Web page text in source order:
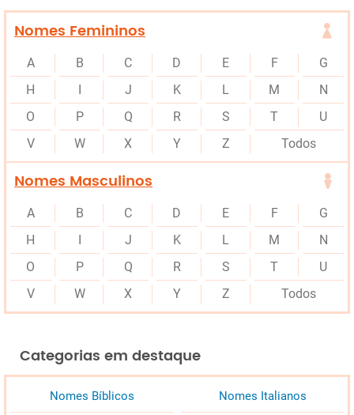
Nomes Femininos
A B C D E F
G
H
I J K L M
N
O
P Q R S T
U
V
W X Y Z Todos
Nomes Masculinos
A B C D E F
G
H
I J K L M
N
O
P Q R S T
U
V
W X Y Z Todos
Categorias em destaque
Nomes Bíblicos Nomes Italianos